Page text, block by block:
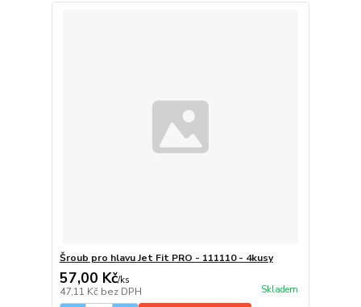
Šroub pro hlavu Jet Fit PRO - 111110 - 4kusy
57,00 Kč/ks
47,11 Kč bez DPH Skladem